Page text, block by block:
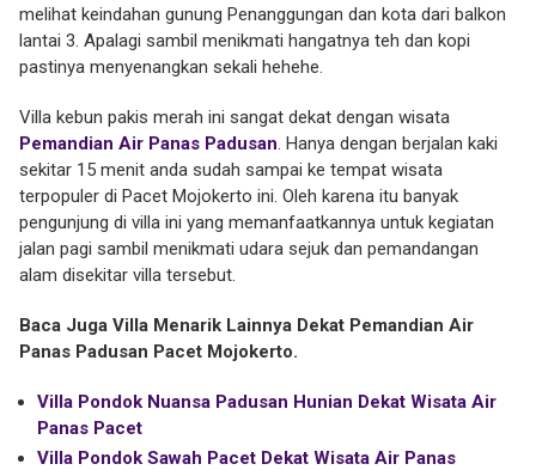
melihat keindahan gunung Penanggungan dan kota dari balkon
lantai 3. Apalagi sambil menikmati hangatnya teh dan kopi
pastinya menyenangkan sekali hehehe.
Villa kebun pakis merah ini sangat dekat dengan wisata
Pemandian Air Panas Padusan. Hanya dengan berjalan kaki
sekitar 15 menit anda sudah sampai ke tempat wisata
terpopuler di Pacet Mojokerto ini. Oleh karena itu banyak
pengunjung di villa ini yang memanfaatkannya untuk kegiatan
jalan pagi sambil menikmati udara sejuk dan pemandangan
alam disekitar villa tersebut.
Baca Juga Villa Menarik Lainnya Dekat Pemandian Air
Panas Padusan Pacet Mojokerto.
Villa Pondok Nuansa Padusan Hunian Dekat Wisata Air
Panas Pacet
Villa Pondok Sawah Pacet Dekat Wisata Air Panas